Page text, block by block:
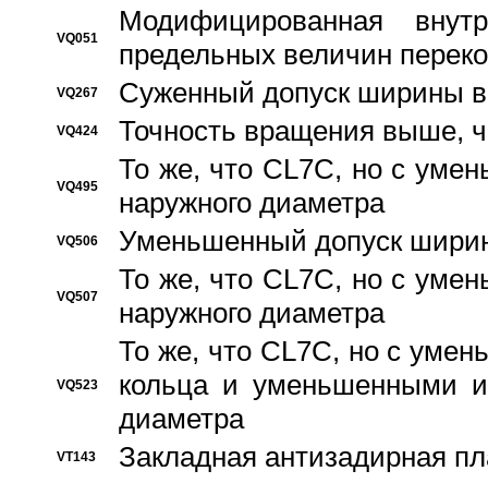
VQ051
Модифицированная
предельных величин
VQ267 Суженный допуск ширины
VQ424 Точность вращения выше,
VQ495
То же, что CL7C, но с
наружного диаметра
VQ506 Уменьшенный допуск
VQ507
То же, что CL7C, но с
наружного диаметра
VQ523
То же, что CL7C, но с
кольца и уменьшенными
диаметра
VT143 Закладная антизадирная